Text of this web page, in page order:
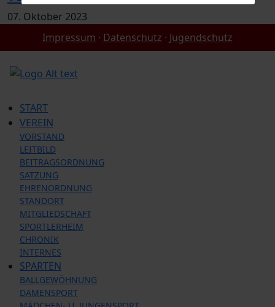
07. Oktober 2023
Impressum · Datenschutz · Jugendschutz
START
VEREIN
VORSTAND
LEITBILD
BEITRAGSORDNUNG
SATZUNG
EHRENORDNUNG
STANDORT
MITGLIEDSCHAFT
SPORTLERHEIM
CHRONIK
INTERNES
SPARTEN
BALLGEWÖHNUNG
DAMENSPORT